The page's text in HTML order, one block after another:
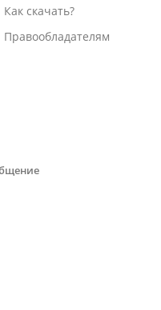
Как скачать?
Правообладателям